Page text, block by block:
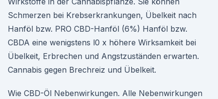
Schmerzen bei Krebserkrankungen, Übelkeit nach
Hanföl bzw. PRO CBD-Hanföl (6%) Hanföl bzw.
CBDA eine wenigstens l0 x höhere Wirksamkeit bei
Übelkeit, Erbrechen und Angstzuständen erwarten.
Cannabis gegen Brechreiz und Übelkeit.
Wie CBD-Öl Nebenwirkungen. Alle Nebenwirkungen